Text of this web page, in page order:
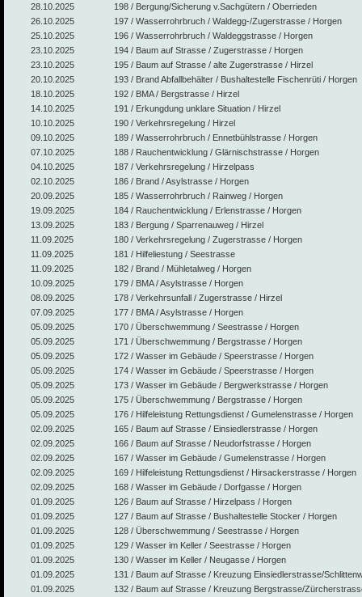
28.10.2025
198 / Bergung/Sicherung v.Sachgütern / Oberrieden
26.10.2025
197 / Wasserrohrbruch / Waldegg-/Zugerstrasse / Horgen
25.10.2025
196 / Wasserrohrbruch / Waldeggstrasse / Horgen
23.10.2025
194 / Baum auf Strasse / Zugerstrasse / Horgen
23.10.2025
195 / Baum auf Strasse / alte Zugerstrasse / Hirzel
20.10.2025
193 / Brand Abfallbehälter / Bushaltestelle Fischenrüti / Horgen
18.10.2025
192 / BMA / Bergstrasse / Hirzel
14.10.2025
191 / Erkungdung unklare Situation / Hirzel
10.10.2025
190 / Verkehrsregelung / Hirzel
09.10.2025
189 / Wasserrohrbruch / Ennetbühlstrasse / Horgen
07.10.2025
188 / Rauchentwicklung / Glärnischstrasse / Horgen
04.10.2025
187 / Verkehrsregelung / Hirzelpass
02.10.2025
186 / Brand / Asylstrasse / Horgen
20.09.2025
185 / Wasserrohrbruch / Rainweg / Horgen
19.09.2025
184 / Rauchentwicklung / Erlenstrasse / Horgen
13.09.2025
183 / Bergung / Sparrenauweg / Hirzel
11.09.2025
180 / Verkehrsregelung / Zugerstrasse / Horgen
11.09.2025
181 / Hilfeliestung / Seestrasse
11.09.2025
182 / Brand / Mühletalweg / Horgen
10.09.2025
179 / BMA / Asylstrasse / Horgen
08.09.2025
178 / Verkehrsunfall / Zugerstrasse / Hirzel
07.09.2025
177 / BMA / Asylstrasse / Horgen
05.09.2025
170 / Überschwemmung / Seestrasse / Horgen
05.09.2025
171 / Überschwemmung / Bergstrasse / Horgen
05.09.2025
172 / Wasser im Gebäude / Speerstrasse / Horgen
05.09.2025
174 / Wasser im Gebäude / Speerstrasse / Horgen
05.09.2025
173 / Wasser im Gebäude / Bergwerkstrasse / Horgen
05.09.2025
175 / Überschwemmung / Bergstrasse / Horgen
05.09.2025
176 / Hilfeleistung Rettungsdienst / Gumelenstrasse / Horgen
02.09.2025
165 / Baum auf Strasse / Einsiedlerstrasse / Horgen
02.09.2025
166 / Baum auf Strasse / Neudorfstrasse / Horgen
02.09.2025
167 / Wasser im Gebäude / Gumelenstrasse / Horgen
02.09.2025
169 / Hilfeleistung Rettungsdienst / Hirsackerstrasse / Horgen
02.09.2025
168 / Wasser im Gebäude / Dorfgasse / Horgen
01.09.2025
126 / Baum auf Strasse / Hirzelpass / Horgen
01.09.2025
127 / Baum auf Strasse / Bushaltestelle Stocker / Horgen
01.09.2025
128 / Überschwemmung / Seestrasse / Horgen
01.09.2025
129 / Wasser im Keller / Seestrasse / Horgen
01.09.2025
130 / Wasser im Keller / Neugasse / Horgen
01.09.2025
131 / Baum auf Strasse / Kreuzung Einsiedlerstrasse/
01.09.2025
132 / Baum auf Strasse / Kreuzung Bergstrasse/